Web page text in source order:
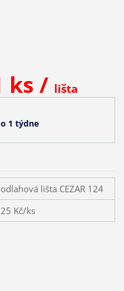
ks / lišta
1 týdne
lišta CEZAR 124
Kč/ks